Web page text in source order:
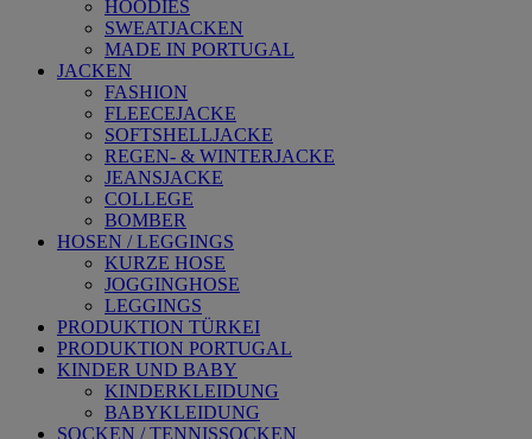
HOODIES
SWEATJACKEN
MADE IN PORTUGAL
JACKEN
FASHION
FLEECEJACKE
SOFTSHELLJACKE
REGEN- & WINTERJACKE
JEANSJACKE
COLLEGE
BOMBER
HOSEN / LEGGINGS
KURZE HOSE
JOGGINGHOSE
LEGGINGS
PRODUKTION TÜRKEI
PRODUKTION PORTUGAL
KINDER UND BABY
KINDERKLEIDUNG
BABYKLEIDUNG
SOCKEN / TENNISSOCKEN